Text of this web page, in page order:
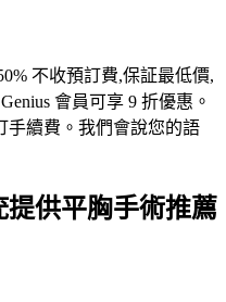
不收預訂費,保証最低價,
會員可享 9 折優惠。
手續費。我們會說您的語
供平胸手術推薦